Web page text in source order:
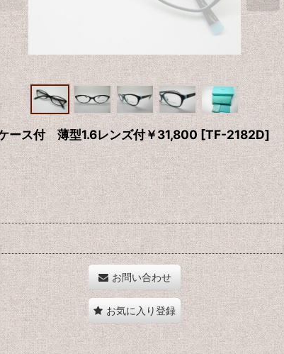
ス付 薄型1.6レンズ付￥31,800 [TF-2182D]
お問い合わせ
お気に入り登録